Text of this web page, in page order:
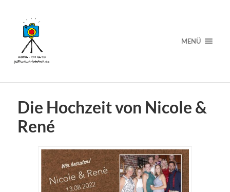
MENÜ
Die Hochzeit von Nicole &
René